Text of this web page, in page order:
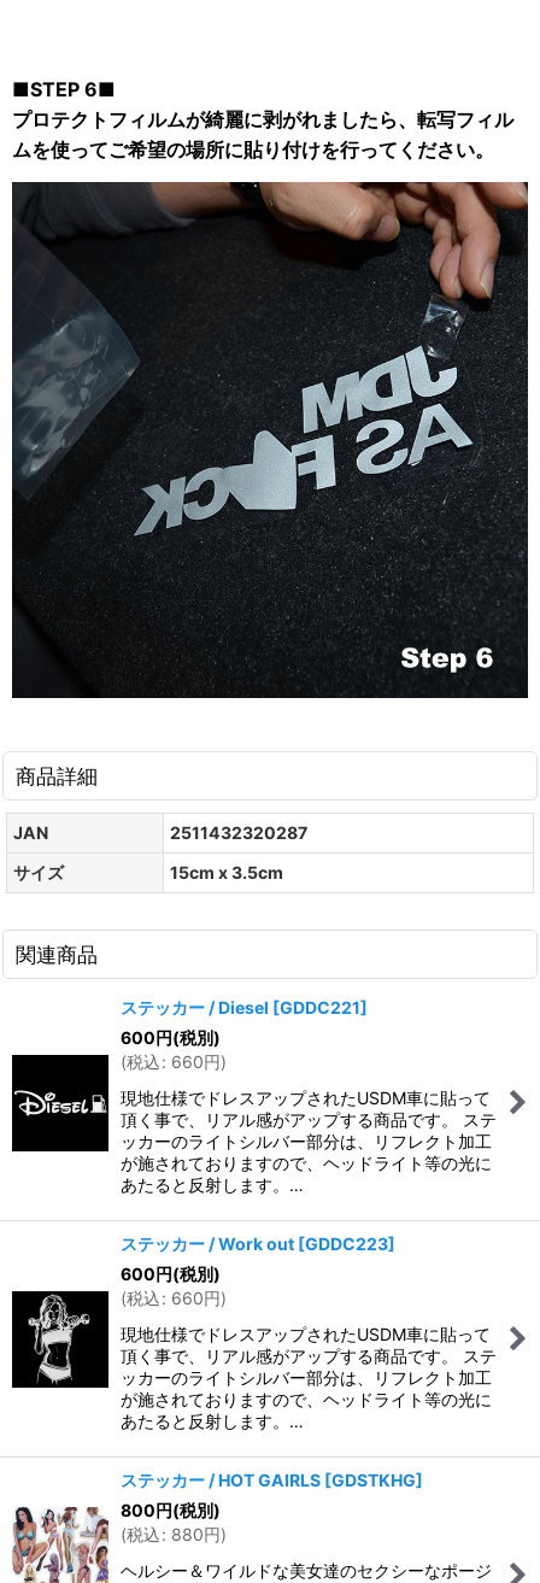
■STEP 6■
プロテクトフィルムが綺麗に剥がれましたら、転写フィル
ムを使ってご希望の場所に貼り付けを行ってください。
商品詳細
JAN
2511432320287
サイズ
15cm x 3.5cm
関連商品
ステッカー / Diesel [GDDC221]
600円(税別)
(税込: 660円)
現地仕様でドレスアップされたUSDM車に貼って
頂く事で、リアル感がアップする商品です。 ステ
ッカーのライトシルバー部分は、リフレクト加工
が施されておりますので、ヘッドライト等の光に
あたると反射します。…
ステッカー / Work out [GDDC223]
600円(税別)
(税込: 660円)
現地仕様でドレスアップされたUSDM車に貼って
頂く事で、リアル感がアップする商品です。 ステ
ッカーのライトシルバー部分は、リフレクト加工
が施されておりますので、ヘッドライト等の光に
あたると反射します。…
ステッカー / HOT GAIRLS [GDSTKHG]
800円(税別)
(税込: 880円)
ヘルシー＆ワイルドな美女達のセクシーなポージ